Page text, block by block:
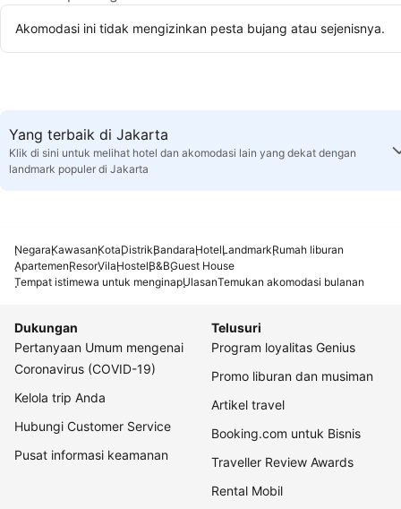
Akomodasi ini tidak mengizinkan pesta bujang atau sejenisnya.
Yang terbaik di Jakarta
Klik di sini untuk melihat hotel dan akomodasi lain yang dekat dengan
landmark populer di Jakarta
NegaraKawasanKotaDistrikBandaraHotelLandmarkRumah liburan
ApartemenResorVilaHostelB&BGuest House
Tempat istimewa untuk menginapUlasanTemukan akomodasi bulanan
Dukungan
Pertanyaan Umum mengenai
Coronavirus (COVID-19)
Kelola trip Anda
Hubungi Customer Service
Pusat informasi keamanan
Telusuri
Program loyalitas Genius
Promo liburan dan musiman
Artikel travel
Booking.com untuk Bisnis
Traveller Review Awards
Rental Mobil